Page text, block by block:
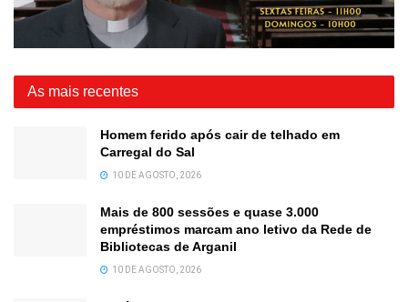
As mais recentes
Homem ferido após cair de telhado em
Carregal do Sal
10 DE AGOSTO, 2026
Mais de 800 sessões e quase 3.000
empréstimos marcam ano letivo da Rede de
Bibliotecas de Arganil
10 DE AGOSTO, 2026